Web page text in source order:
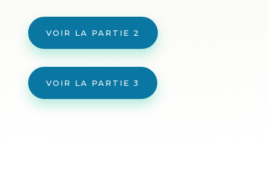
VOIR LA PARTIE 2
VOIR LA PARTIE 3